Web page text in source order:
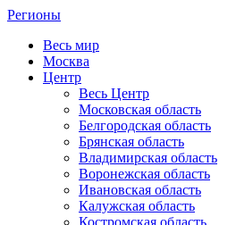
Регионы
Весь мир
Москва
Центр
Весь Центр
Московская область
Белгородская область
Брянская область
Владимирская область
Воронежская область
Ивановская область
Калужская область
Костромская область